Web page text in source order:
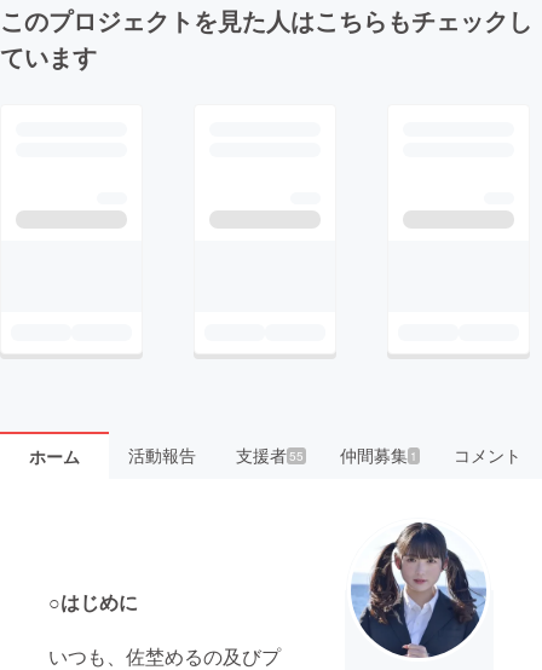
このプロジェクトを見た人はこちらもチェックし
ています
ホーム 活動報告 支援者55 仲間募集 1 コメント
○はじめに
いつも、佐埜めるの及びプ